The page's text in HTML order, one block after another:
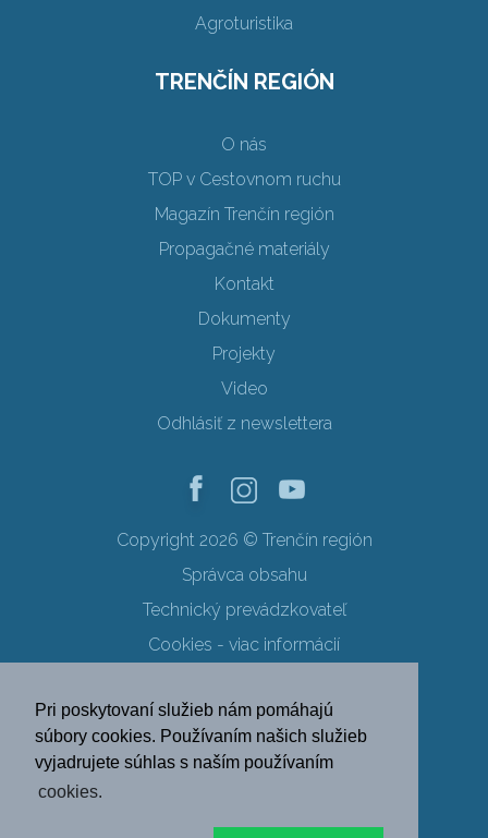
Pri poskytovaní služieb nám pomáhajú
súbory cookies. Používaním našich služieb
vyjadrujete súhlas s naším používaním
cookies.
Agroturistika
TRENČÍN REGIÓN
O nás
TOP v Cestovnom ruchu
Magazín Trenčín región
Propagačné materiály
Kontakt
Dokumenty
Projekty
Video
Odhlásiť z newslettera
Copyright 2026 © Trenčín región
Správca obsahu
Technický prevádzkovateľ
Cookies - viac informácií
Ochrana osobných údajov
SK EN DE
PL